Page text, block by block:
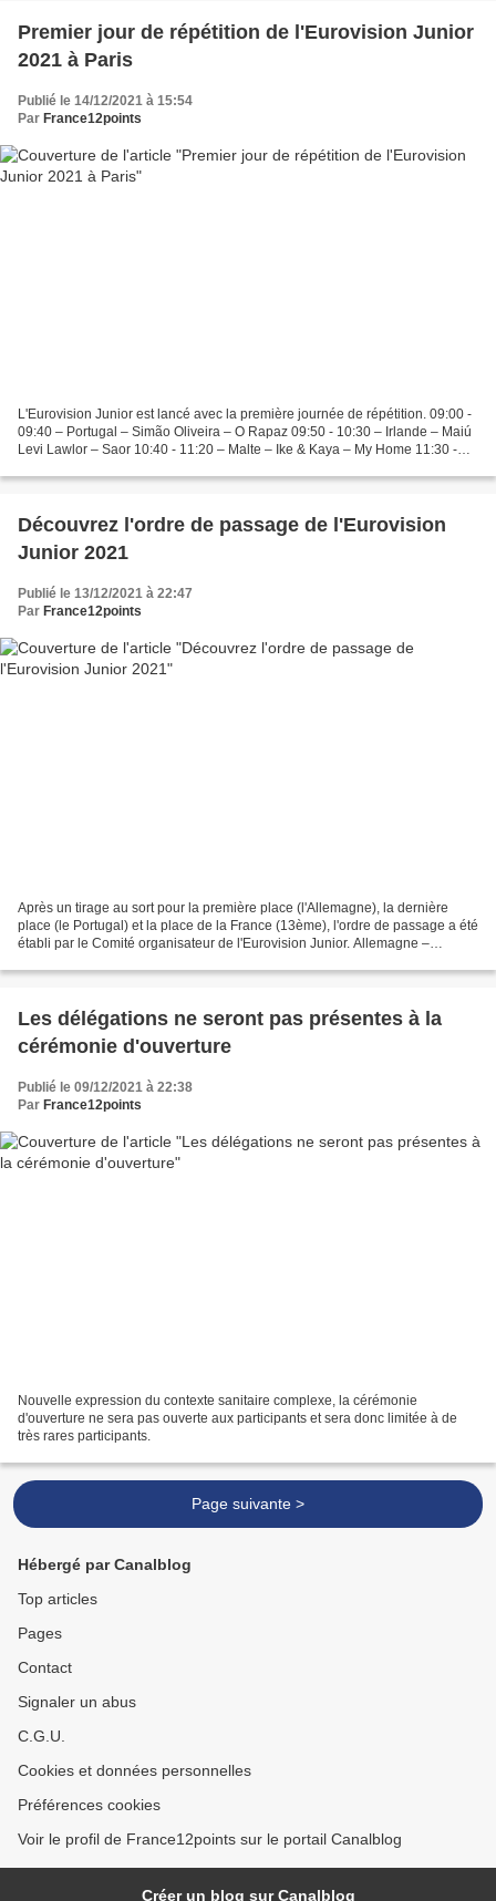
Premier jour de répétition de l'Eurovision Junior
2021 à Paris
Publié le 14/12/2021 à 15:54
Par France12points
L'Eurovision Junior est lancé avec la première journée de répétition. 09:00 -
09:40 – Portugal – Simão Oliveira – O Rapaz 09:50 - 10:30 – Irlande – Maiú
Levi Lawlor – Saor 10:40 - 11:20 – Malte – Ike & Kaya – My Home 11:30 -
Découvrez l'ordre de passage de l'Eurovision
Junior 2021
Publié le 13/12/2021 à 22:47
Par France12points
Après un tirage au sort pour la première place (l'Allemagne), la dernière
place (le Portugal) et la place de la France (13ème), l'ordre de passage a été
établi par le Comité organisateur de l'Eurovision Junior. Allemagne –
Les délégations ne seront pas présentes à la
cérémonie d'ouverture
Publié le 09/12/2021 à 22:38
Par France12points
Nouvelle expression du contexte sanitaire complexe, la cérémonie
d'ouverture ne sera pas ouverte aux participants et sera donc limitée à de
très rares participants.
Page suivante >
Hébergé par Canalblog
Top articles
Pages
Contact
Signaler un abus
C.G.U.
Cookies et données personnelles
Préférences cookies
Voir le profil de France12points sur le portail Canalblog
Créer un blog sur Canalblog